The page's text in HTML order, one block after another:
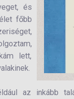
és
főbb
lett,
az inkább